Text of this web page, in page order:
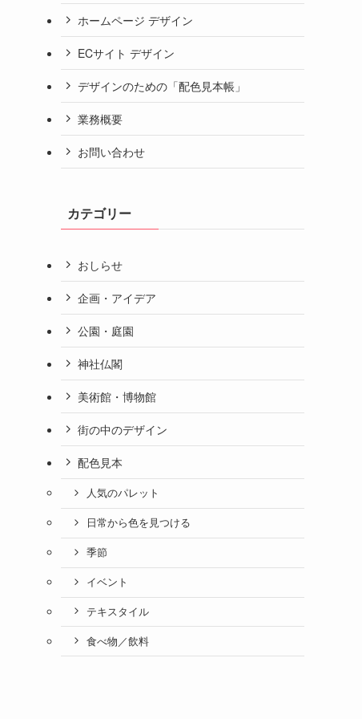
ホームページ デザイン
ECサイト デザイン
デザインのための「配色見本帳」
業務概要
お問い合わせ
カテゴリー
おしらせ
企画・アイデア
公園・庭園
神社仏閣
美術館・博物館
街の中のデザイン
配色見本
人気のパレット
日常から色を見つける
季節
イベント
テキスタイル
食べ物／飲料